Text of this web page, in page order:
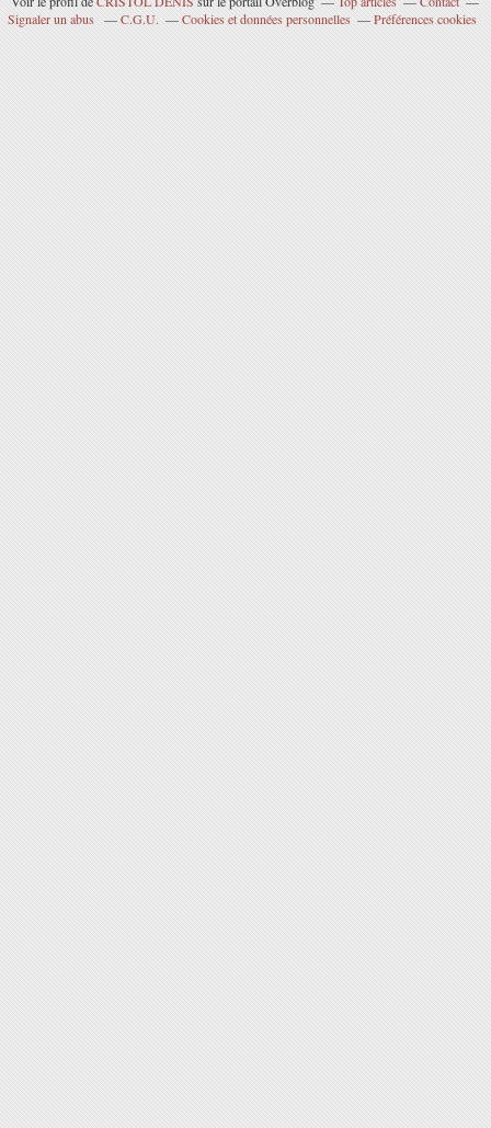
Signaler un abus
C.G.U. Cookies et données personnelles Préférences cookies